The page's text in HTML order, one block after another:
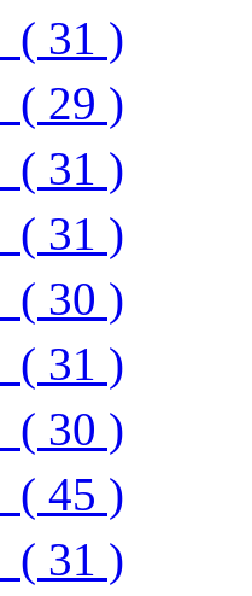
( 31 )
( 29 )
( 31 )
( 31 )
( 30 )
( 31 )
( 30 )
( 45 )
( 31 )